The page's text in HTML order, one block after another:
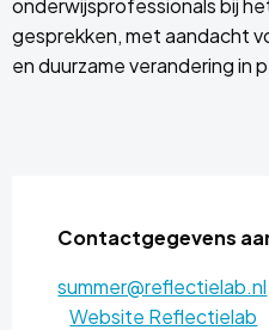
onderwijsprofessionals bij
gesprekken, met aandacht
en duurzame verandering in
Contactgegevens
summer@reflectielab.nl
Website Reflectielab